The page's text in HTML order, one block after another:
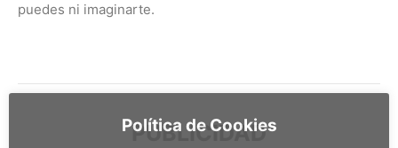
puedes ni imaginarte.
PUBLICIDAD
Política de Cookies